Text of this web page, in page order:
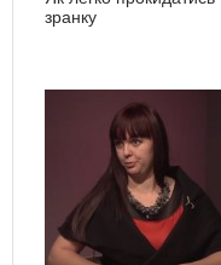
зранку